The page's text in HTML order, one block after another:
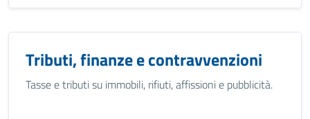
Tributi, finanze e contravvenzioni
Tasse e tributi su immobili, rifiuti, affissioni e pubblicità.